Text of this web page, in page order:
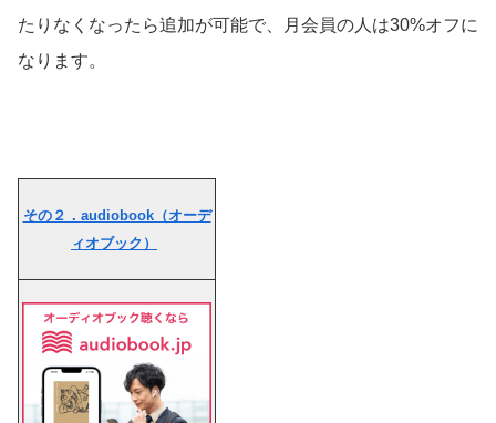
たりなくなったら追加が可能で、月会員の人は30%オフに
なります。
その２．audiobook（オーデ
ィオブック）